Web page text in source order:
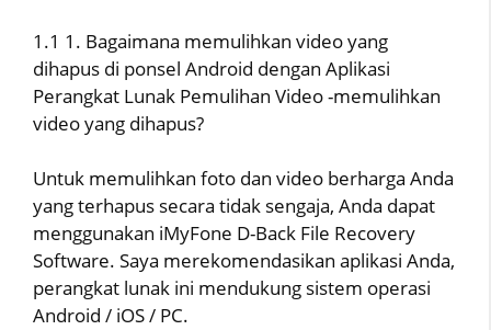
1.1 1. Bagaimana memulihkan video yang
dihapus di ponsel Android dengan Aplikasi
Perangkat Lunak Pemulihan Video -memulihkan
video yang dihapus?
Untuk memulihkan foto dan video berharga Anda
yang terhapus secara tidak sengaja, Anda dapat
menggunakan iMyFone D-Back File Recovery
Software. Saya merekomendasikan aplikasi Anda,
perangkat lunak ini mendukung sistem operasi
Android / iOS / PC.